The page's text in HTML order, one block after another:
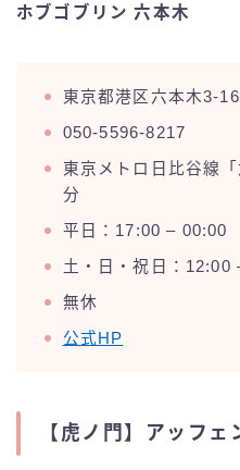
ホブゴブリン 六本木
東京都港区六本木3-
050-5596-8217
東京メトロ日比谷線
分
平日：17:00 – 00:00
土・日・祝日：12:00
無休
公式HP
【虎ノ門】アッフェ